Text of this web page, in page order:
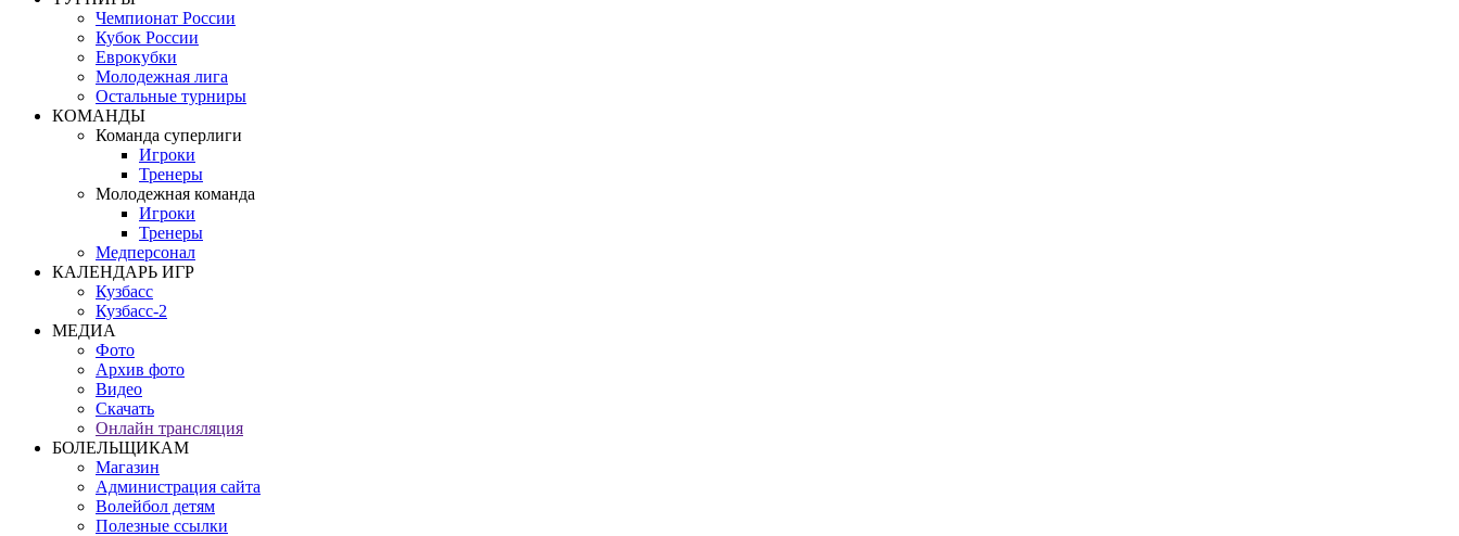
Чемпионат России
Кубок России
Еврокубки
Молодежная лига
Остальные турниры
КОМАНДЫ
Команда суперлиги
Игроки
Тренеры
Молодежная команда
Игроки
Тренеры
Медперсонал
КАЛЕНДАРЬ ИГР
Кузбасс
Кузбасс-2
МЕДИА
Фото
Архив фото
Видео
Скачать
Онлайн трансляция
БОЛЕЛЬЩИКАМ
Магазин
Администрация сайта
Волейбол детям
Полезные ссылки